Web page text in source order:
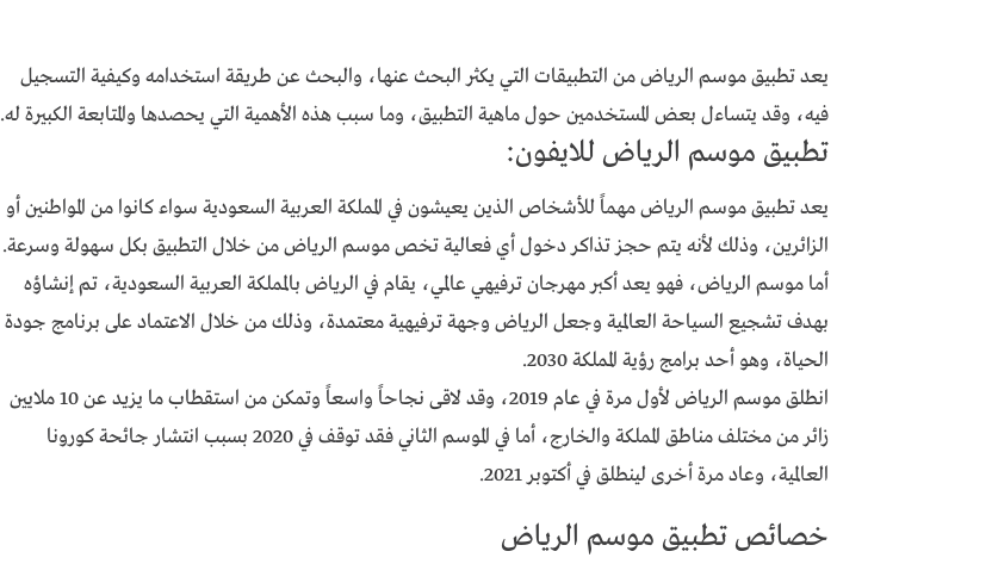
يعد تطبيق موسم الرياض من التطبيقات التي يكثر البحث عنها، والبحث عن طريقة استخدامه وكيفية التسجيل
فيه، وقد يتساءل بعض المستخدمين حول ماهية التطبيق، وما سبب هذه الأهمية التي يحصدها والمتابعة الكبيرة له.
تطبيق موسم الرياض للايفون:
يعد تطبيق موسم الرياض مهماً للأشخاص الذين يعيشون في المملكة العربية السعودية سواء كانوا من المواطنين أو
الزائرين، وذلك لأنه يتم حجز تذاكر دخول أي فعالية تخص موسم الرياض من خلال التطبيق بكل سهولة وسرعة.
أما موسم الرياض، فهو يعد أكبر مهرجان ترفيهي عالمي، يقام في الرياض بالمملكة العربية السعودية، تم إنشاؤه
بهدف تشجيع السياحة العالمية وجعل الرياض وجهة ترفيهية معتمدة، وذلك من خلال الاعتماد على برنامج جودة
الحياة، وهو أحد برامج رؤية المملكة 2030.
انطلق موسم الرياض لأول مرة في عام 2019، وقد لاقى نجاحاً واسعاً وتمكن من استقطاب ما يزيد عن 10 ملايين
زائر من مختلف مناطق المملكة والخارج، أما في الموسم الثاني فقد توقف في 2020 بسبب انتشار جائحة كورونا
العالمية، وعاد مرة أخرى لينطلق في أكتوبر 2021.
خصائص تطبيق موسم الرياض